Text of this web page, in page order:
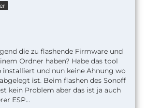
die zu flashende Firmware und
Ordner haben? Habe das tool
installiert und nun keine Ahnung wo
ist. Beim flashen des Sonoff
kein Problem aber das ist ja auch
ESP...